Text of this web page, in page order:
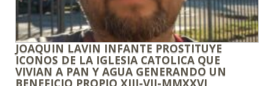
JOAQUIN LAVIN INFANTE PROSTITUYE
ICONOS DE LA IGLESIA CATOLICA QUE
VIVIAN A PAN Y AGUA GENERANDO UN
BENEFICIO PROPIO XIII-VII-MMXXVI